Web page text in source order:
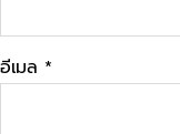
อีเมล *